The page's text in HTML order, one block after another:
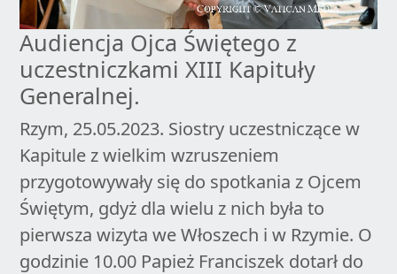
Audiencja Ojca Świętego z
uczestniczkami XIII Kapituły
Generalnej.
Rzym, 25.05.2023. Siostry uczestniczące w
Kapitule z wielkim wzruszeniem
przygotowywały się do spotkania z Ojcem
Świętym, gdyż dla wielu z nich była to
pierwsza wizyta we Włoszech i w Rzymie. O
godzinie 10.00 Papież Franciszek dotarł do